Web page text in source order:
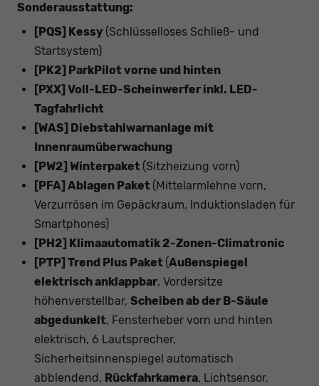
Sonderausstattung:
[PQS] Kessy (Schlüsselloses Schließ- und
Startsystem)
[PK2] ParkPilot vorne und hinten
[PXX] Voll-LED-Scheinwerfer inkl. LED-
Tagfahrlicht
[WAS] Diebstahlwarnanlage mit
Innenraumüberwachung
[PW2] Winterpaket (Sitzheizung vorn)
[PFA] Ablagen Paket (Mittelarmlehne vorn,
Verzurrösen im Gepäckraum, Induktionsladen für
Smartphones)
[PH2] Klimaautomatik 2-Zonen-Climatronic
[PTP] Trend Plus Paket (Außenspiegel
elektrisch anklappbar, Vordersitze
höhenverstellbar, Scheiben ab der B-Säule
abgedunkelt, Fensterheber vorn und hinten
elektrisch, 6 Lautsprecher,
Sicherheitsinnenspiegel automatisch
abblendend, Rückfahrkamera, Lichtsensor,